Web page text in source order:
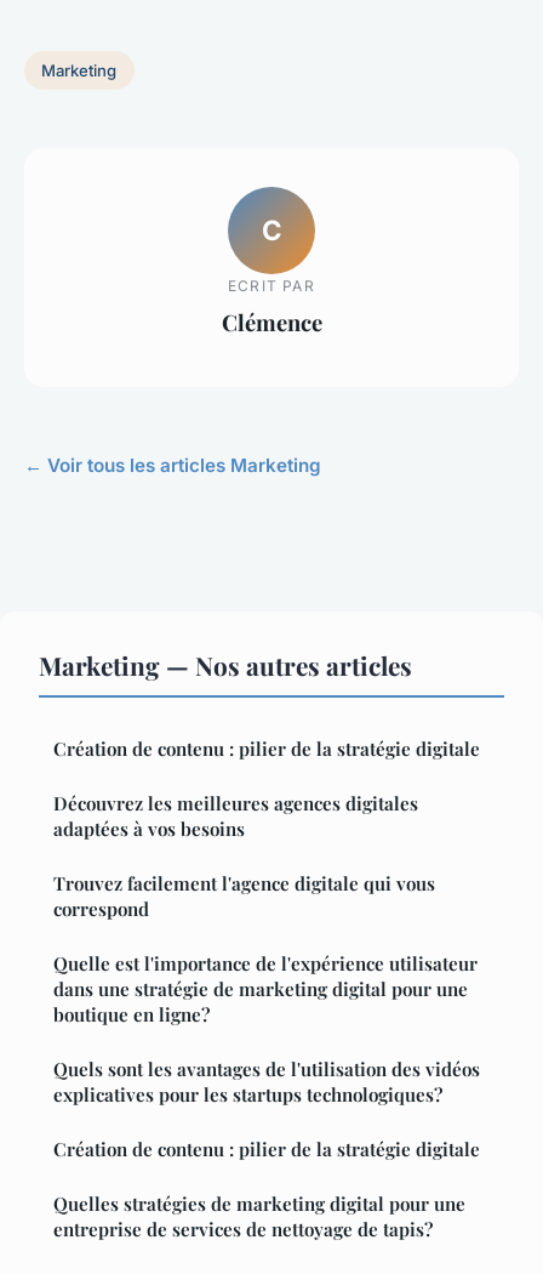
Marketing
C
ECRIT PAR
Clémence
← Voir tous les articles Marketing
Marketing — Nos autres articles
Création de contenu : pilier de la stratégie digitale
Découvrez les meilleures agences digitales
adaptées à vos besoins
Trouvez facilement l'agence digitale qui vous
correspond
Quelle est l'importance de l'expérience utilisateur
dans une stratégie de marketing digital pour une
boutique en ligne?
Quels sont les avantages de l'utilisation des vidéos
explicatives pour les startups technologiques?
Création de contenu : pilier de la stratégie digitale
Quelles stratégies de marketing digital pour une
entreprise de services de nettoyage de tapis?